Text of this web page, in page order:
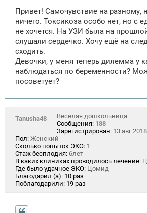
Привет! Самочувствие на разному,
ничего. Токсикоза особо нет, но с
не хочется. На УЗИ была на
слушали сердечко. Хочу ещё на
сходить.
Девочки, у меня теперь дилемма у
наблюдаться по беременности?
посоветует?
Tanusha48
Веселая дошкольница
Сообщения: 188
Зарегистрирован: 13 авг
Пол: Женский
Сколько попыток ЭКО: 1
Стаж бесплодия: 6лет
В каких клиниках проводилось лечение:
Где было удачное ЭКО: Цомид
Благодарил (а): 10 раз
Поблагодарили: 19 раз